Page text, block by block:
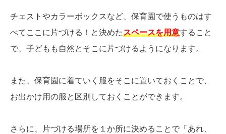
チェストやカラーボックスなど、保育園で使うものはす
べてここに片づける！と決めたスペースを用意すること
で、子どもも自然とそこに片づけるようになります。
また、保育園に着ていく服をそこに置いておくことで、
お出かけ用の服と区別しておくことができます。
さらに、片づける場所を１か所に決めることで「あれ、